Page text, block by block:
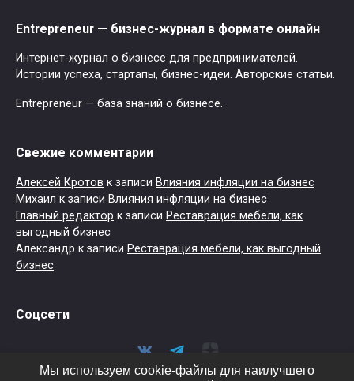
Entrepreneur — бизнес-журнал в формате онлайн
Интернет-журнал о бизнесе для предпринимателей.
Истории успеха, стартапы, бизнес-идеи. Авторские статьи.
Entrepreneur — база знаний о бизнесе.
Свежие комментарии
Алексей Кротов к записи Влияния инфляции на бизнес
Михаил к записи Влияния инфляции на бизнес
Главный редактор к записи Реставрация мебели, как
выгодный бизнес
Александр к записи Реставрация мебели, как выгодный
бизнес
Соцсети
Мы используем cookie-файлы для наилучшего